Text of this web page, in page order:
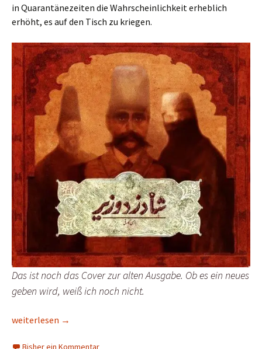
in Quarantänezeiten die Wahrscheinlichkeit erheblich
erhöht, es auf den Tisch zu kriegen.
Das ist noch das Cover zur alten Ausgabe. Ob es ein neues
geben wird, weiß ich noch nicht.
Vorbericht zur Spiel Digital: Farbood Engareh/Reality Game
weiterlesen →
Bisher ein Kommentar